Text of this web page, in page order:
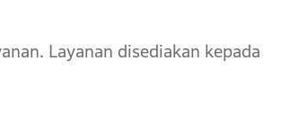
Layanan disediakan kepada